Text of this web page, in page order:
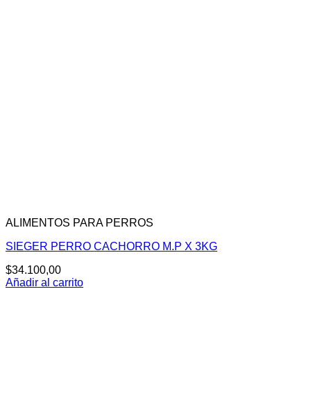
ALIMENTOS PARA PERROS
SIEGER PERRO CACHORRO M.P X 3KG
$34.100,00
Añadir al carrito